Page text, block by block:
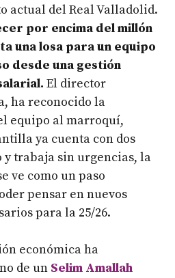
actual del Real Valladolid.
por encima del millón
una losa para un equipo
desde una gestión
El director
ha reconocido la
equipo al marroquí,
ya cuenta con dos
y trabaja sin urgencias, la
ve como un paso
pensar en nuevos
para la 25/26.
económica ha
de un Selim Amallah